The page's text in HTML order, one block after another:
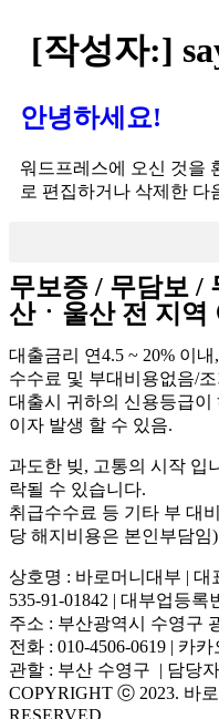
[작성자:]
안녕하세요!
워드프레스에 오신 것을
로 편집하거나 삭제한 다
무보증 / 무담보 /
산ㆍ울산 전 지역
대출금리 연4.5 ~ 20% 이
수수료 및 부대비용없음/
대출시 귀하의 신용등급이
이자 발생 할 수 있음.
과도한 빚, 고통의 시작 입
락될 수 있습니다.
취급수수료 등 기타 부 대
당 해지비용은 본인부담임)
상호명 : 바로머니대부 |
535-91-01842 | 대부업등록
주소 : 부산광역시 수영구
전화 : 010-4506-0619 | 카카
관할 : 부산 수영구 | 담당
COPYRIGHT ⓒ 2023. 바
RESERVED.